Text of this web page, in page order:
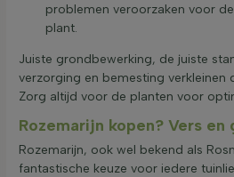
problemen veroorzaken voor
plant.
Juiste grondbewerking, de juiste
verzorging en bemesting verkleinen
Zorg altijd voor de planten voor
Rozemarijn kopen? Vers
Rozemarijn, ook wel bekend als
fantastische keuze voor iedere